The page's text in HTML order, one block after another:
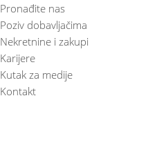
Pronađite nas
Poziv dobavljačima
Nekretnine i zakupi
Karijere
Kutak za medije
Kontakt